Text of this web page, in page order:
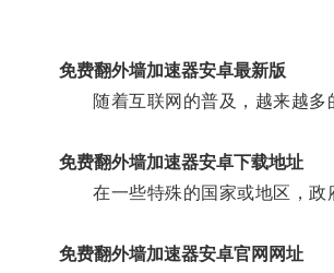
免费翻外墙加速器安卓最新版
随着互联网的普及，越来越多
免费翻外墙加速器安卓下载地址
在一些特殊的国家或地区，政府
免费翻外墙加速器安卓官网网址